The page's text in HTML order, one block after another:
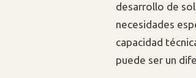
desarrollo de
necesidades
capacidad
puede ser un